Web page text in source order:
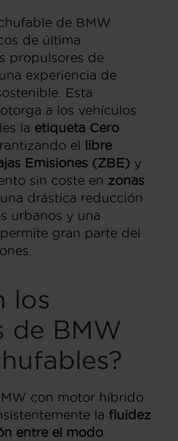
de BMW
de última
propulsores de
experiencia de
Esta
a los vehículos
la etiqueta Cero
el libre
Emisiones (ZBE) y
sin coste en zonas
drástica reducción
urbanos y una
gran parte del
los
de BMW
con motor híbrido
la fluidez
entre el modo